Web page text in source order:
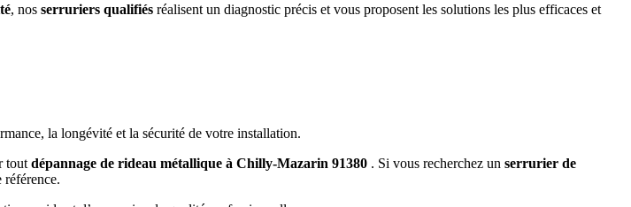
, nos serruriers qualifiés réalisent un diagnostic précis et vous proposent les solutions les plus efficaces et
la longévité et la sécurité de votre installation.
tout dépannage de rideau métallique à Chilly-Mazarin 91380 . Si vous recherchez un serrurier de
référence.